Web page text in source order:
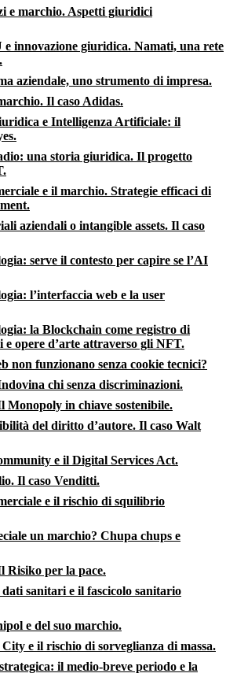
e marchio. Aspetti giuridici
e innovazione giuridica. Namati, una rete
aziendale, uno strumento di impresa.
Il caso Adidas.
e Intelligenza Artificiale: il
una storia giuridica. Il progetto
e il marchio. Strategie efficaci di
aziendali o intangible assets. Il caso
serve il contesto per capire se l’AI
l’interfaccia web e la user
la Blockchain come registro di
e opere d’arte attraverso gli NFT.
non funzionano senza cookie tecnici?
chi senza discriminazioni.
Monopoly in chiave sostenibile.
del diritto d’autore. Il caso Walt
e il Digital Services Act.
Il caso Venditti.
e il rischio di squilibrio
un marchio? Chupa chups e
Risiko per la pace.
sanitari e il fascicolo sanitario
e del suo marchio.
e il rischio di sorveglianza di massa.
il medio-breve periodo e la